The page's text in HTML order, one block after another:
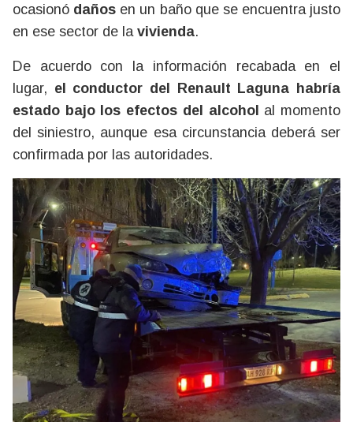
ocasionó daños en un baño que se encuentra justo
en ese sector de la vivienda.
De acuerdo con la información recabada en el
lugar, el conductor del Renault Laguna habría
estado bajo los efectos del alcohol al momento
del siniestro, aunque esa circunstancia deberá ser
confirmada por las autoridades.